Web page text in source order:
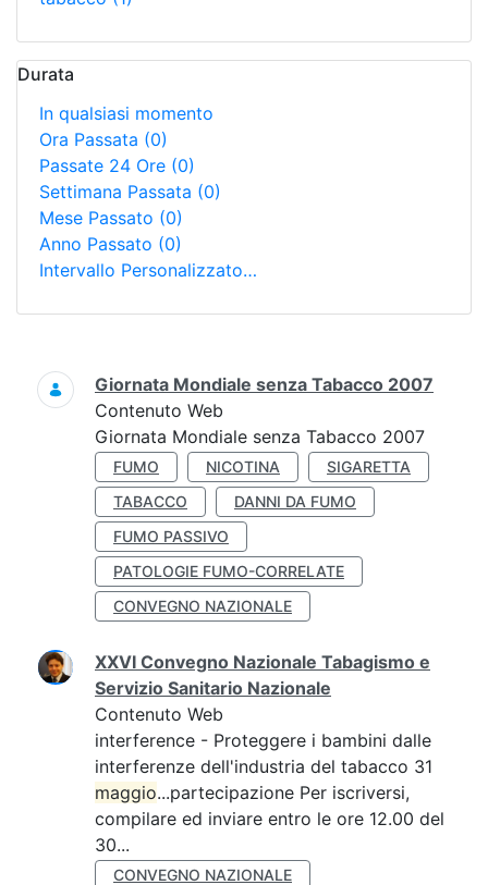
Durata
In qualsiasi momento
Ora Passata (0)
Passate 24 Ore (0)
Settimana Passata (0)
Mese Passato (0)
Anno Passato (0)
Intervallo Personalizzato…
Ricerca
Giornata Mondiale senza Tabacco 2007
Contenuto Web
Giornata Mondiale senza Tabacco 2007
FUMO NICOTINA
SIGARETTA
TABACCO
DANNI DA FUMO
FUMO PASSIVO
PATOLOGIE FUMO-CORRELATE
CONVEGNO NAZIONALE
XXVI Convegno Nazionale Tabagismo e
Servizio Sanitario Nazionale
Contenuto Web
interference - Proteggere i bambini dalle
interferenze dell'industria del tabacco 31
maggio...partecipazione Per iscriversi,
compilare ed inviare entro le ore 12.00 del
30...
CONVEGNO NAZIONALE